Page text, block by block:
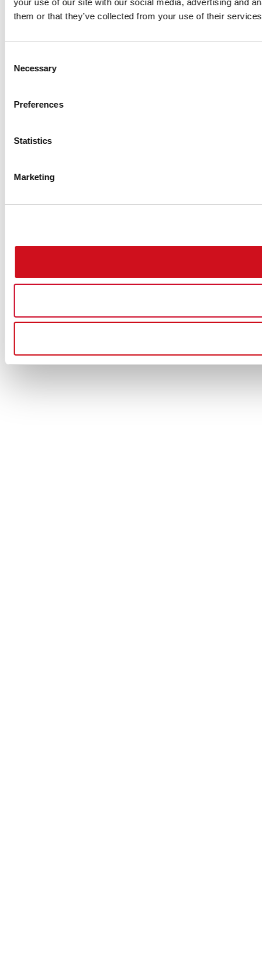
your use of our site with our social media, advertising and
them or that they’ve collected from your use of their
Selection
Necessary
Preferences
Statistics
Marketing